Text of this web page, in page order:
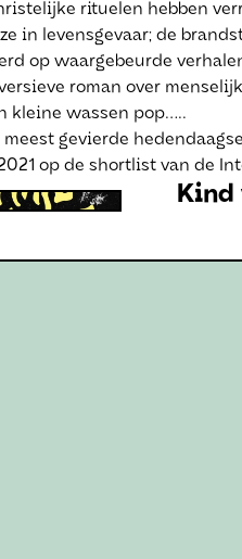
rituelen hebben
in levensgevaar; de
op waargebeurde
roman over
kleine wassen pop…..
gevierde
op de shortlist van de
Kind